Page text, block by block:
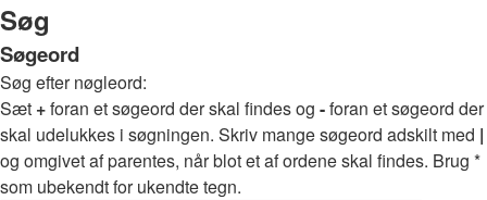
Søg
Søgeord
Søg efter nøgleord:
Sæt +foran et søgeord der skal findes og -foran et søgeord der
skal udelukkes i søgningen. Skriv mange søgeord adskilt med |
og omgivet af parentes, når blot et af ordene skal findes. Brug *
som ubekendt for ukendte tegn.